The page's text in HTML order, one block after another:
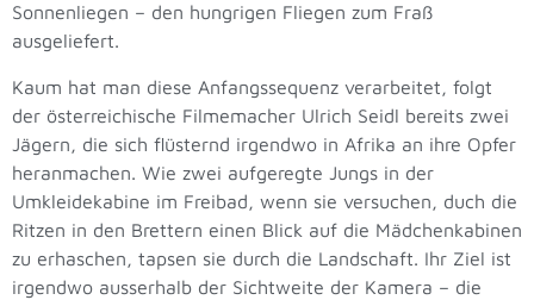
Sonnenliegen – den hungrigen Fliegen zum Fraß
ausgeliefert.
Kaum hat man diese Anfangssequenz verarbeitet, folgt
der österreichische Filmemacher Ulrich Seidl bereits zwei
Jägern, die sich flüsternd irgendwo in Afrika an ihre Opfer
heranmachen. Wie zwei aufgeregte Jungs in der
Umkleidekabine im Freibad, wenn sie versuchen, duch die
Ritzen in den Brettern einen Blick auf die Mädchenkabinen
zu erhaschen, tapsen sie durch die Landschaft. Ihr Ziel ist
irgendwo ausserhalb der Sichtweite der Kamera – die